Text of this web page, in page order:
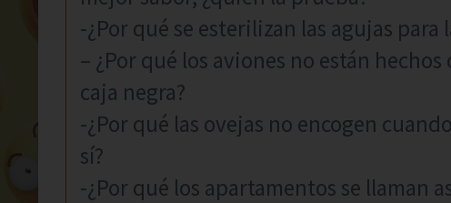
-¿Por qué se esterilizan las agujas para
– ¿Por qué los aviones no están
caja negra?
-¿Por qué las ovejas no encogen
sí?
-¿Por qué los apartamentos se llaman